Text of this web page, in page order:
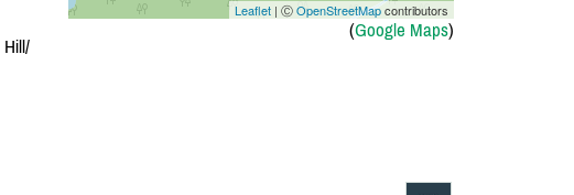
Leaflet | ⒸOpenStreetMapcontributors
(Google Maps)
Hill/